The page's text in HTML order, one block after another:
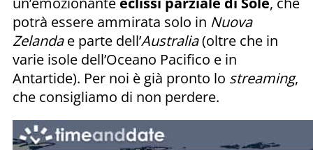
potrà essere ammirata solo in Nuova
Zelandae parte dell’Australia(oltre che in
varie isole dell’Oceano Pacifico e in
Antartide). Per noi è già pronto lo streaming,
che consigliamo di non perdere.